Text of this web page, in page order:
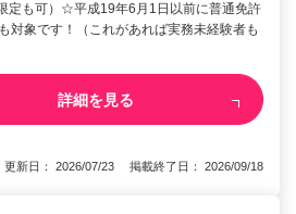
定も可）☆平成19年6月1日以前に普通免許
対象です！（これがあれば実務未経験者も
詳細を見る
更新日： 2026/07/23 掲載終了日： 2026/09/18